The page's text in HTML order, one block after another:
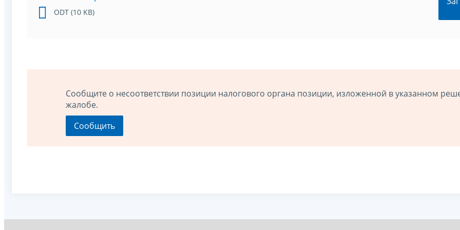
ODT (10 KB)
Сообщите о несоответствии позиции налогового органа позиции, изложенной в указанном
жалобе.